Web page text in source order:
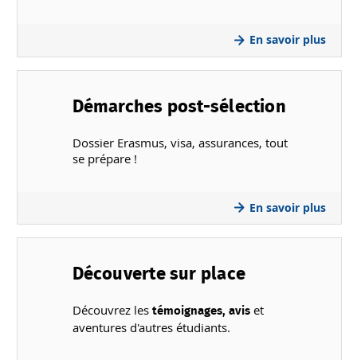
En savoir plus
Démarches post-sélection
Dossier Erasmus, visa, assurances, tout
se prépare !
En savoir plus
Découverte sur place
Découvrez les témoignages, aviset
aventures d'autres étudiants.